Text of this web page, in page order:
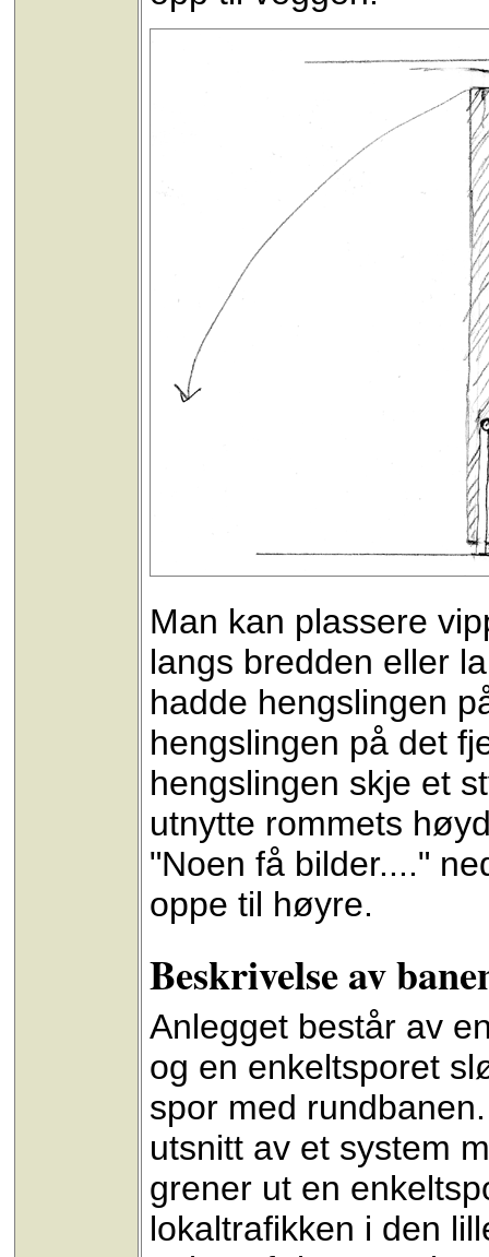
Man kan plassere
langs bredden eller
hadde hengslingen
hengslingen på det
hengslingen skje et
utnytte rommets
"Noen få bilder...."
oppe til høyre.
Beskrivelse av
Anlegget består av
og en enkeltsporet
spor med
utsnitt av et system
grener ut en
lokaltrafikken i den